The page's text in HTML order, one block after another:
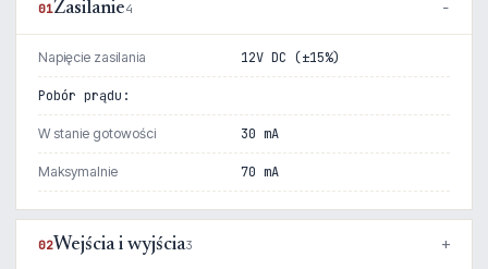
01Zasilanie4
Napięcie zasilania 12V DC (±15%)
Pobór prądu:
W stanie gotowości 30 mA
Maksymalnie 70 mA
02Wejścia i wyjścia3